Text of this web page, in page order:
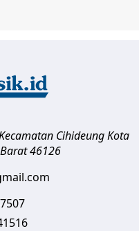
CihideungKota
46126